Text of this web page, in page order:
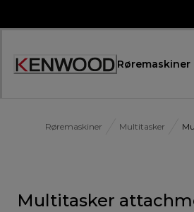
Røremaskiner
Røremaskiner Multitasker
Multitasker